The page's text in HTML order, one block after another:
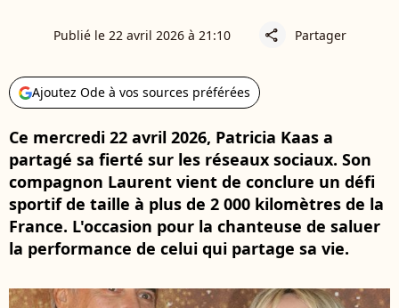
Publié le 22 avril 2026 à 21:10 share Partager
Ajoutez Ode à vos sources préférées
Ce mercredi 22 avril 2026, Patricia Kaas a
partagé sa fierté sur les réseaux sociaux. Son
compagnon Laurent vient de conclure un défi
sportif de taille à plus de 2 000 kilomètres de la
France. L'occasion pour la chanteuse de saluer
la performance de celui qui partage sa vie.